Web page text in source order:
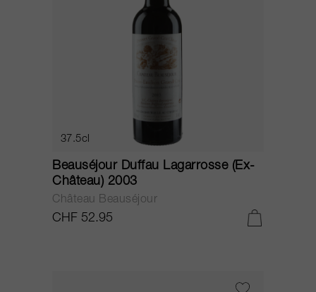
37.5cl
Beauséjour Duffau Lagarrosse (Ex-
Château) 2003
Château Beauséjour
CHF 52.95